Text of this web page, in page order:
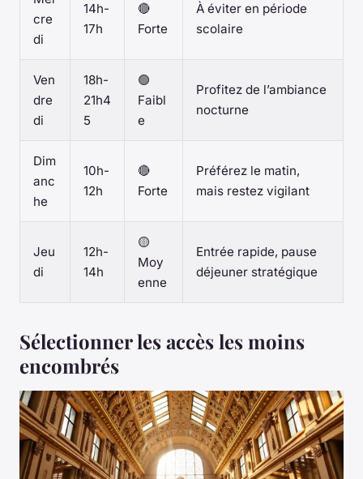
cre
di
14h-
17h
🔴
Forte
À éviter en période
scolaire
Ven
dre
di
18h-
21h4
5
🟢
Faibl
e
Profitez de l’ambiance
nocturne
Dim
anc
he
10h-
12h
🔴
Forte
Préférez le matin,
mais restez vigilant
Jeu
di
12h-
14h
🟡
Moy
enne
Entrée rapide, pause
déjeuner stratégique
Sélectionner les accès les moins
encombrés